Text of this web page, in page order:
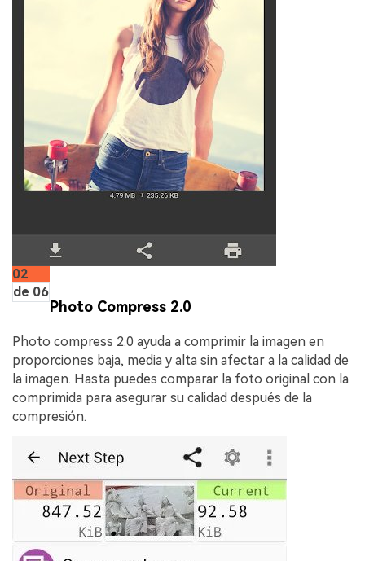
02
de 06
Photo Compress 2.0
Photo compress 2.0 ayuda a comprimir la imagen en
proporciones baja, media y alta sin afectar a la calidad de
la imagen. Hasta puedes comparar la foto original con la
comprimida para asegurar su calidad después de la
compresión.